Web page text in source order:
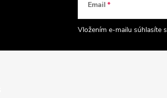
Email
Vložením e-mailu súhlasíte s